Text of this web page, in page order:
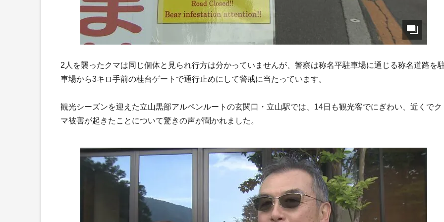
2人を襲ったクマは同じ個体と見られ行方は分かっていませんが、警察は称名平駐車場に通じる称名道路を
車場から3キロ手前の桂台ゲートで通行止めにして警戒に当たっています。
観光シーズンを迎えた立山黒部アルペンルートの玄関口・立山駅では、14日も観光客でにぎわい、近くでク
マ被害が起きたことについて驚きの声が聞かれました。